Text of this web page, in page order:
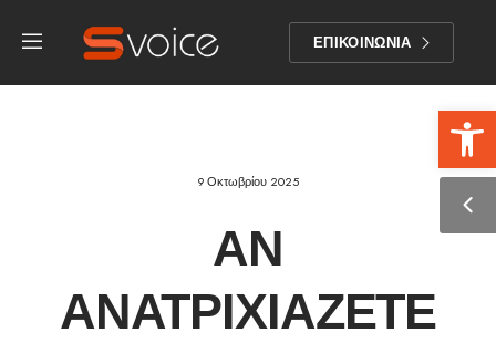
ΕΠΙΚΟΙΝΩΝΙΑ
9 Οκτωβρίου 2025
ΑΝ
ΑΝΑΤΡΙΧΙΆΖΕΤΕ